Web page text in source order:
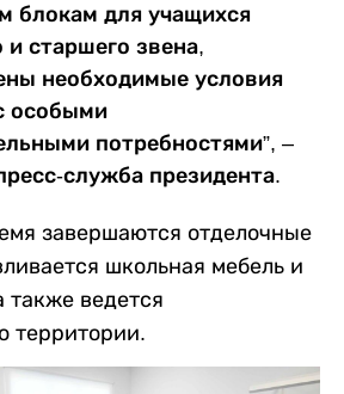
блокам для учащихся
и старшего звена,
необходимые условия
особыми
потребностями”, –
служба президента.
завершаются отделочные
школьная мебель и
также ведется
территории.